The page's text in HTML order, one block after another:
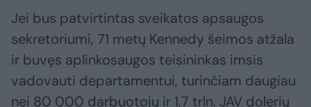
Jei bus patvirtintas sveikatos apsaugos
sekretoriumi, 71 metų Kennedy šeimos atžala
ir buvęs aplinkosaugos teisininkas imsis
vadovauti departamentui, turinčiam daugiau
nei 80 000 darbuotojų ir 1,7 trln. JAV dolerių